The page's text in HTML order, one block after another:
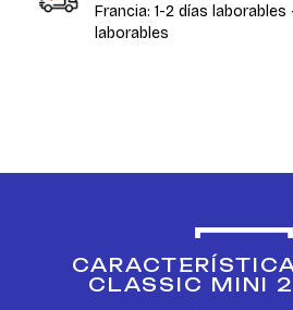
Francia: 1-2 días
laborables
CLASSIC MINI